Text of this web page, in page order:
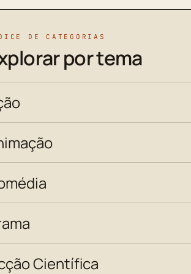
DE CATEGORIAS
por tema
Científica